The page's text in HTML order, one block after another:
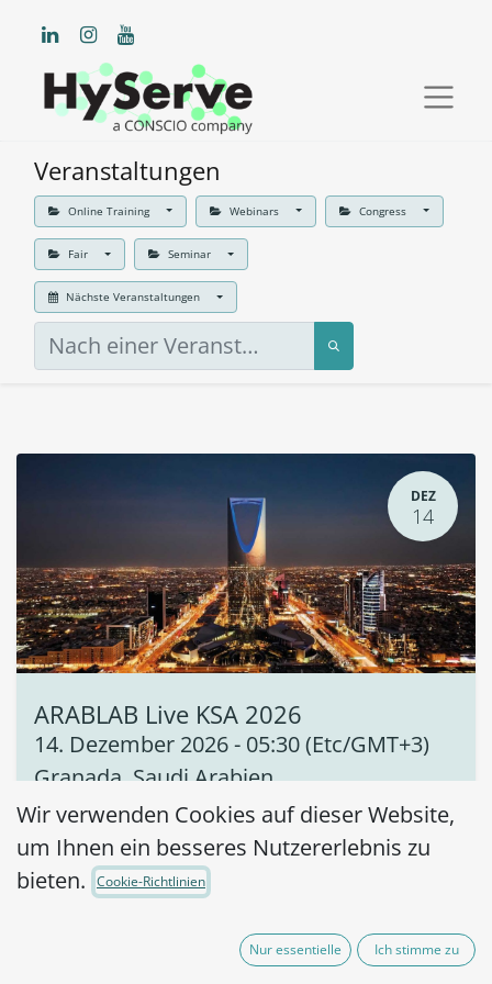
Veranstaltungen
Online Training Webinars Congress
Fair Seminar
Nächste Veranstaltungen
DEZ
14
ARABLAB Live KSA 2026
14. Dezember 2026- 05:30(Etc/GMT+3)
Granada,Saudi Arabien
Trade fair
Wir verwenden Cookies auf dieser Website,
um Ihnen ein besseres Nutzererlebnis zu
bieten.
Cookie-Richtlinien
Nur essentielle Ich stimme zu